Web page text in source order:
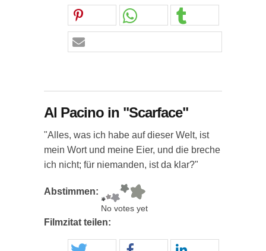
Al Pacino in "Scarface"
"Alles, was ich habe auf dieser Welt, ist
mein Wort und meine Eier, und die breche
ich nicht; für niemanden, ist da klar?"
Abstimmen:
No votes yet
Filmzitat teilen: